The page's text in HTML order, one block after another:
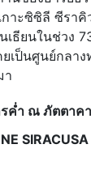
าะซิซิลี ซีราคิ
ธียนในช่วง
เป็นศูนย์กลา
า
ค่ำ ณ ภัตตาค